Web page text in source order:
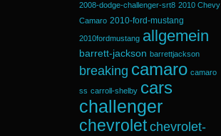
2008-dodge-challenger-srt8 2010 Chevy
Camaro 2010-ford-mustang
2010fordmustang allgemein
barrett-jackson barrettjackson
breaking camaro camaro
ss carroll-shelby cars
challenger
chevrolet chevrolet-